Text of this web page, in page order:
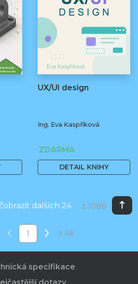
UX/UI design
Ing. Eva Kaspříková
ZDARMA
DETAIL KNIHY
dalších 24 z 1088
z 46
specifikace
dotazy